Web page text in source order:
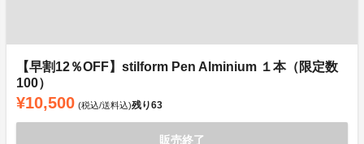
【早割12％OFF】stilform Pen Alminium １本（限定数
100）
¥10,500 (税込/送料込)残り63
販売終了